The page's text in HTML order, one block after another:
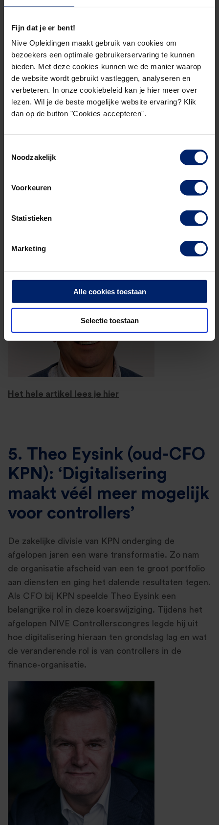
Fijn dat je er bent!
Nive Opleidingen maakt gebruik van cookies om
bezoekers een optimale gebruikerservaring te kunnen
bieden. Met deze cookies kunnen we de manier waarop
de website wordt gebruikt vastleggen, analyseren en
verbeteren. In onze cookiebeleid kan je hier meer over
lezen. Wil je de beste mogelijke website ervaring? Klik
dan op de button "Cookies accepteren''.
Noodzakelijk
Voorkeuren
Statistieken
Marketing
Alle cookies toestaan
Selectie toestaan
Lees hier waarom
4. De zin en onzin van de
integrale kostprijs
Volgens docent Gijs Hiltermann gaat er nog steeds
organisaties bij het bepalen van de integrale
Het hele artikel lees je hier
5. Theo Eysink (oud-CFO
KPN): ‘Digitalisering
maakt véél meer mogelijk
voor controllers’
De zakelijke divisie van KPN onderging de
afgelopen jaren een ware transformatie. Zo nam
de organisatie afscheid van een te groot portfolio
aan diensten en ging het dalende resultaten tegen.
Als CFO bij KPN speelde Theo Eysink een
belangrijke rol in deze koerswijziging. Tijdens het
afgelopen NIVE Controllerscongres legde hij uit
hoe digitalisering hieraan ten grondslag lag en wat
de veranderende rol is van controllers in de
finance-organisatie.